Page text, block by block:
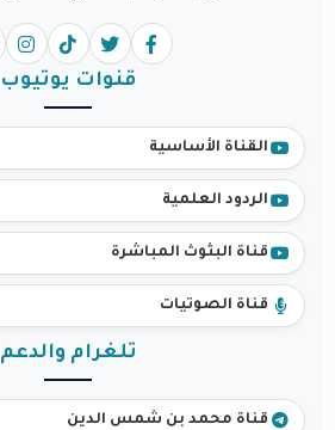
قنوات يوتيوب
القناة الأساسية
الردود العلمية
قناة البثوث المباشرة
قناة الصوتيات
تلغرام والدعم
قناة محمد بن شمس الدين